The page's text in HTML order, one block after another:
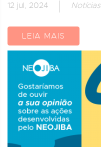
12 jul, 2024 Notícias
LEIA MAIS